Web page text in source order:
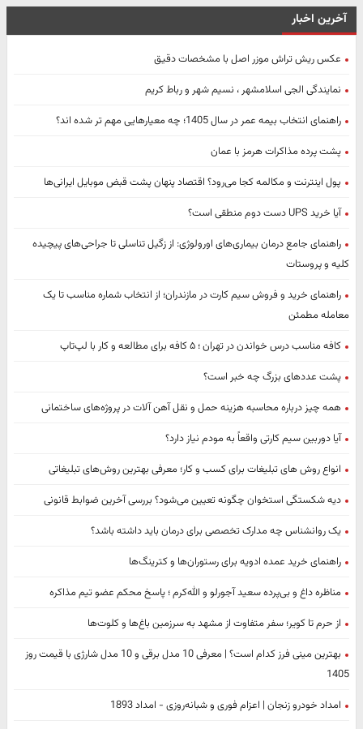
آخرین اخبار
عکس ریش تراش موزر اصل با مشخصات دقیق
نمایندگی الجی اسلامشهر ، نسیم شهر و رباط کریم
راهنمای انتخاب بیمه عمر در سال 1405؛ چه معیارهایی مهم ‌تر شده ‌اند؟
پشت پرده مذاکرات هرمز با عمان
پول اینترنت و مکالمه کجا می‌رود؟ اقتصاد پنهان پشت قبض موبایل ایرانی‌ها
آیا خرید UPS دست دوم منطقی است؟
راهنمای جامع درمان بیماری‌های اورولوژی: از زگیل تناسلی تا جراحی‌های پیچیده
کلیه و پروستات
راهنمای خرید و فروش سیم کارت در مازندران؛ از انتخاب شماره مناسب تا یک
معامله مطمئن
کافه مناسب درس خواندن در تهران ؛ ۵ کافه برای مطالعه و کار با لپ‌تاپ
پشت عددهای بزرگ چه خبر است؟
همه چیز درباره محاسبه هزینه حمل و نقل آهن آلات در پروژه‌های ساختمانی
آیا دوربین سیم کارتی واقعاً به مودم نیاز دارد؟
انواع روش های تبلیغات برای کسب و کار؛ معرفی بهترین روش‌های تبلیغاتی
دیه شکستگی استخوان چگونه تعیین می‌شود؟ بررسی آخرین ضوابط قانونی
یک روانشناس چه مدارک تخصصی برای درمان باید داشته باشد؟
راهنمای خرید عمده ادویه برای رستوران‌ها و کترینگ‌ها
مناظره داغ و بی‌پرده سعید آجورلو و الله‌کرم ؛ پاسخ محکم عضو تیم مذاکره
از حرم تا کویر؛ سفر متفاوت از مشهد به سرزمین باغ‌ها و کلوت‌ها
بهترین مینی فرز کدام است؟ | معرفی 10 مدل برقی و 10 مدل شارژی با قیمت روز
1405
امداد خودرو زنجان | اعزام فوری و شبانه‌روزی - امداد 1893